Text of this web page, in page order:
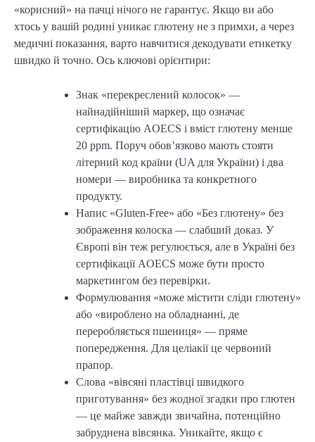
«корисний» на пачці нічого не гарантує. Якщо ви або
хтось у вашій родині уникає глютену не з примхи, а через
медичні показання, варто навчитися декодувати етикетку
швидко й точно. Ось ключові орієнтири:
Знак «перекреслений колосок» —
найнадійніший маркер, що означає
сертифікацію AOECS і вміст глютену менше
20 ppm. Поруч обов’язково мають стояти
літерний код країни (UA для України) і два
номери — виробника та конкретного
продукту.
Напис «Gluten-Free» або «Без глютену» без
зображення колоска — слабший доказ. У
Європі він теж регулюється, але в Україні без
сертифікації AOECS може бути просто
маркетингом без перевірки.
Формулювання «може містити сліди глютену»
або «вироблено на обладнанні, де
переробляється пшениця» — пряме
попередження. Для целіакії це червоний
прапор.
Слова «вівсяні пластівці швидкого
приготування» без жодної згадки про глютен
— це майже завжди звичайна, потенційно
забруднена вівсянка. Уникайте, якщо є